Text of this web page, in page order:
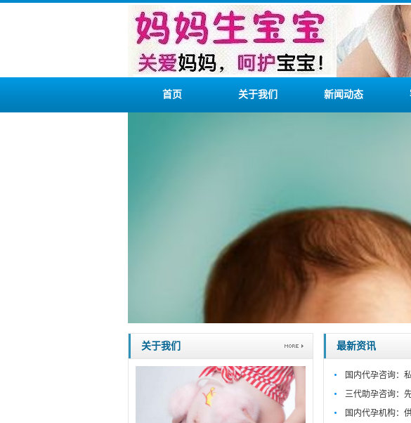
首页 关于我们 新闻动态
关于我们 最新资讯
国内代孕咨询：
三代助孕咨询：
国内代孕机构：